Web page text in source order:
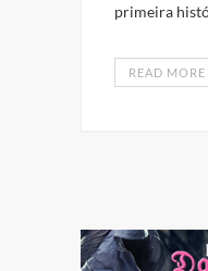
primeira
READ MORE